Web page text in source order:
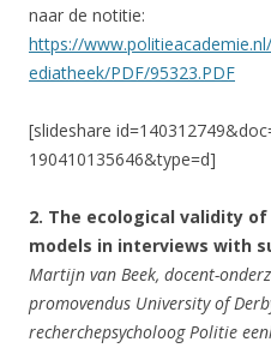
naar de notitie:
https://
ediatheek/PDF/95323.PDF
[slideshare
190410135646&type=d]
2. The ecological validity
models in interviews with
Martijn van Beek, docent-
promovendus University of
recherchepsycholoog Politie